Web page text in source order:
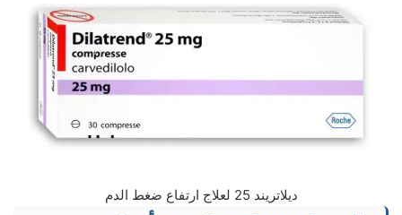
ديلاتريند 25 لعلاج ارتفاع ضغط الدم